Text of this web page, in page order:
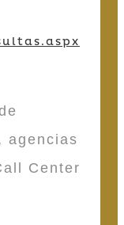
agencias
Center